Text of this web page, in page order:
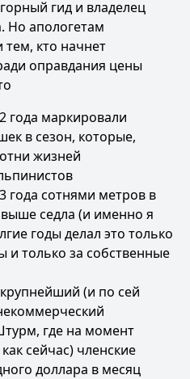
гид и владелец
Но апологетам
кто начнет
оправдания цены
года маркировали
в сезон, которые,
жизней
года сотнями метров в
седла (и именно я
годы делал это только
и только за собственные
(и по сей
где на момент
сейчас) членские
доллара в месяц